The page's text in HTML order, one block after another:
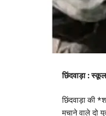
छिंदवाड़ा :
छिंदवाड़ा की
मचाने वाले दो